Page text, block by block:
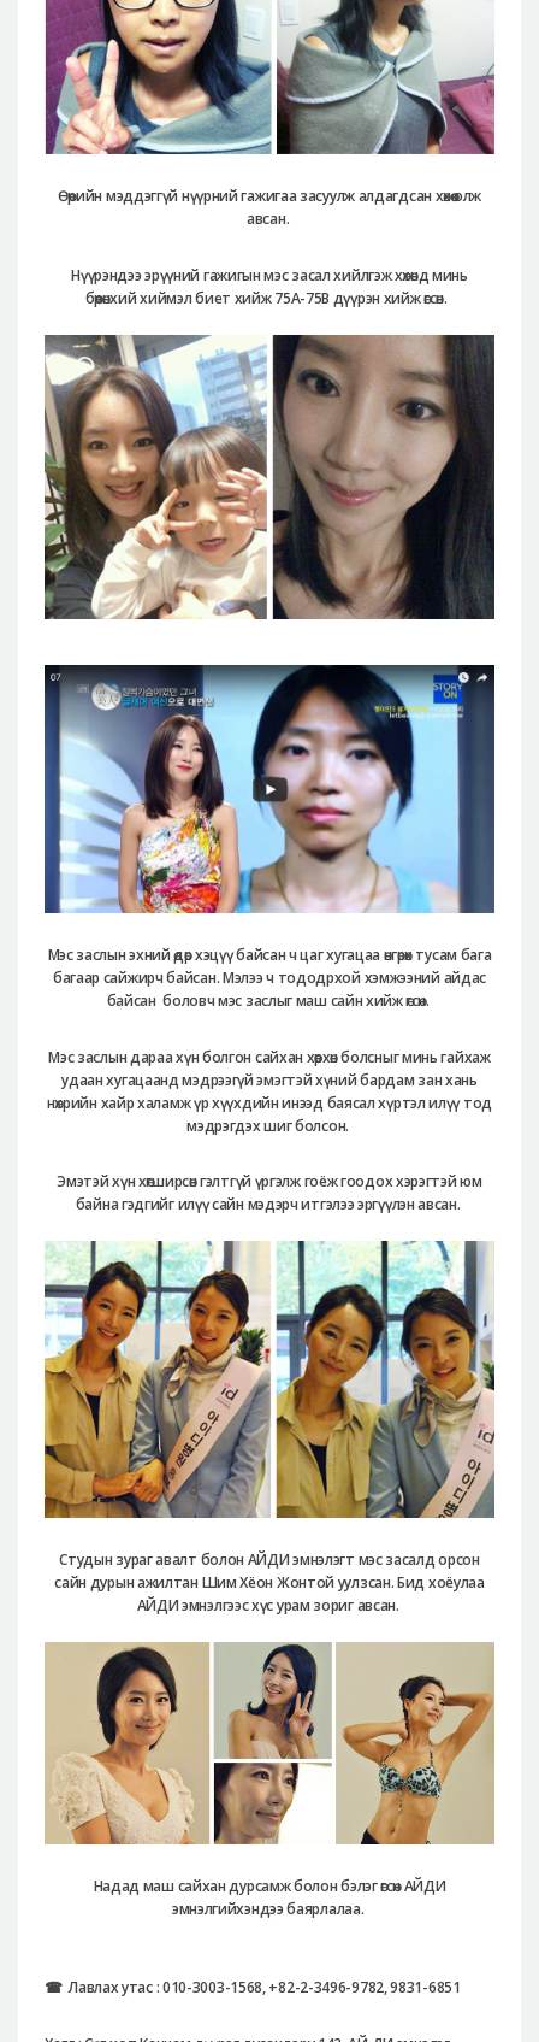
Өөрийн мэддэггүй нүүрний гажигаа засуулж алдагдсан хөхөө олж
авсан.
Нүүрэндээ эрүүний гажигын мэс засал хийлгэж хөхөнд минь
бөөрөнхий хиймэл биет хийж 75А-75В дүүрэн хийж өгсөн.
Мэс заслын эхний өдөр хэцүү байсан ч цаг хугацаа өнгөрөх тусам бага
багаар сайжирч байсан. Мэлээ ч тододрхой хэмжээний айдас
байсан боловч мэс заслыг маш сайн хийж өгсөн.
Мэс заслын дараа хүн болгон сайхан хөөрхөн болсныг минь гайхаж
удаан хугацаанд мэдрээгүй эмэгтэй хүний бардам зан хань
нөхрийн хайр халамж үр хүүхдийн инээд баясал хүртэл илүү тод
мэдрэгдэх шиг болсон.
Эмэтэй хүн хөгширсөн гэлтгүй үргэлж гоёж гоодох хэрэгтэй юм
байна гэдгийг илүү сайн мэдэрч итгэлээ эргүүлэн авсан.
Студын зураг авалт болон АЙДИ эмнэлэгт мэс засалд орсон
сайн дурын ажилтан Шим Хёон Жонтой уулзсан. Бид хоёулаа
АЙДИ эмнэлгээс хүс урам зориг авсан.
Надад маш сайхан дурсамж болон бэлэг өгсөн АЙДИ
эмнэлгийхэндээ баярлалаа.
☎ Лавлах утас :010-3003-1568, +82-2-3496-9782, 9831-6851